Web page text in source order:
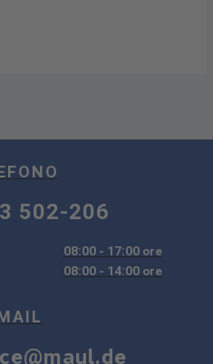
502-206
08:00 - 17:00 ore
08:00 - 14:00 ore